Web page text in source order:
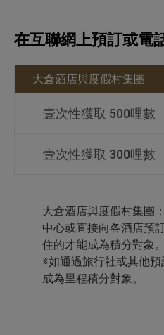
在互聯網上預訂或電
大倉酒店與度假村集團
壹次性獲取 500哩數
大倉東京酒店
千葉科技園區大倉酒店
東京東方21世紀酒店
新瀉大倉酒店
壹次性獲取 300哩數
千葉大倉酒店
大倉酒店與度假村集團
中心或直接向各酒店預
住的才能成為積分對象。
※如通過旅行社或其他
成為里程積分對象。